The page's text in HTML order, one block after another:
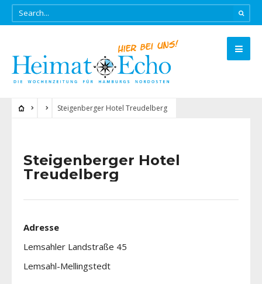
Steigenberger Hotel Treudelberg
Steigenberger Hotel
Treudelberg
Adresse
Lemsahler Landstraße 45
Lemsahl-Mellingstedt